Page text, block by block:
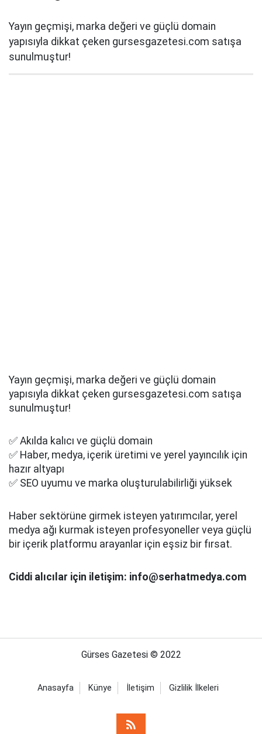
Yayın geçmişi, marka değeri ve güçlü domain
yapısıyla dikkat çeken gursesgazetesi.com satışa
sunulmuştur!
Yayın geçmişi, marka değeri ve güçlü domain
yapısıyla dikkat çeken gursesgazetesi.com satışa
sunulmuştur!
✅ Akılda kalıcı ve güçlü domain
✅ Haber, medya, içerik üretimi ve yerel yayıncılık için
hazır altyapı
✅ SEO uyumu ve marka oluşturulabilirliği yüksek
Haber sektörüne girmek isteyen yatırımcılar, yerel
medya ağı kurmak isteyen profesyoneller veya güçlü
bir içerik platformu arayanlar için eşsiz bir fırsat.
Ciddi alıcılar için iletişim: info@serhatmedya.com
Gürses Gazetesi © 2022
Anasayfa Künye İletişim Gizlilik İlkeleri